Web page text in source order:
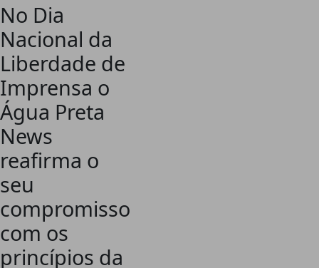
No Dia
Nacional da
Liberdade de
Imprensa o
Água Preta
News
reafirma o
seu
compromisso
com os
princípios da